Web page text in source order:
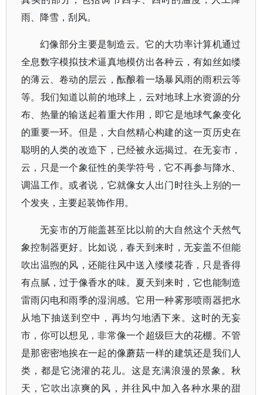
雨、降雪，刮风。
幻像部分主要是制造云。它的大功率计算机通过
全息数字模拟技术逼真地模仿出各种云，有如丝如缕
的薄云、卷动的层云，酝酿着一场暴风雨的雨积云等
等。我们知道以前的地球上，云对地球上水资源的分
布、热量的输送起着重大作用，即它是地球气象变化
的重要一环。但是，大自然精心构建的这一页历史在
聪明的人类的改造下，已经被永远揭过。在无妄市，
云，只是一个象征性的美学符号，它不再参与降水、
调温工作。或者说，它就像女人出门时往头上别的一
个发夹，主要起装饰作用。
无妄市的万能盖甚至比以前的大自然这个天然气
象控制器更好。比如说，春天到来时，无妄盖不但能
吹出温煦的风，还能往风中送入缕缕花香，只是香得
有点腻，过于像香水的味。夏天到来时，它也能制造
雷雨闪电和雨季的湿润感。它用一种雾形喷雨器把水
从地下抽送到空中，再均匀地洒下来。这时的无妄
市，你可以想见，非常像一个超级巨大的花棚。不管
是那密密地挨在一起的像蘑菇一样的建筑还是我们人
类，都是它浇灌的花儿。这是充满浪漫的景象。秋
天，它吹出凉爽的风，并往风中加入各种水果的甜